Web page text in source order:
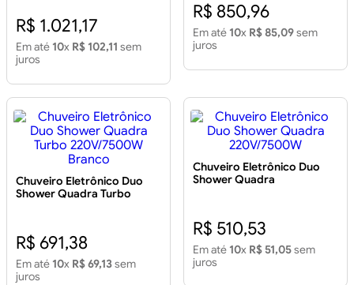
R$ 1.021,17
Em até 10x R$ 102,11 sem
juros
R$ 850,96
Em até 10x R$ 85,09sem
juros
Chuveiro Eletrônico Duo
Shower Quadra Turbo
R$ 691,38
Em até 10x R$ 69,13sem
juros
Chuveiro Eletrônico Duo
Shower Quadra
R$ 510,53
Em até 10x R$ 51,05sem
juros